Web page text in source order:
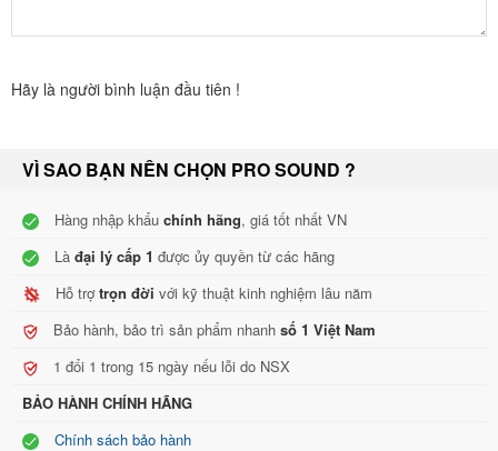
cũng như khối đấu nối vít hai cực.
Bộ khuếch đại d&b được thiết kế đặc biệt để cấp nguồn cho loa
d&b. Chúng kết hợp xử lý tín hiệu kỹ thuật số để quản lý loa toàn
diện, chức năng bộ lọc có thể chuyển đổi, khả năng từ xa và điều
Hãy là người bình luận đầu tiên !
VÌ SAO BẠN NÊN CHỌN PRO SOUND ?
Hàng nhập khẩu chính hãng, giá tốt nhất VN
Là đại lý cấp 1 được ủy quyền từ các hãng
Hỗ trợtrọn đời với kỹ thuật kinh nghiệm lâu năm
Bảo hành, bảo trì sản phẩm nhanh số 1 Việt Nam
1 đổi 1 trong 15 ngày nếu lỗi do NSX
BẢO HÀNH CHÍNH HÃNG
Chính sách bảo hành